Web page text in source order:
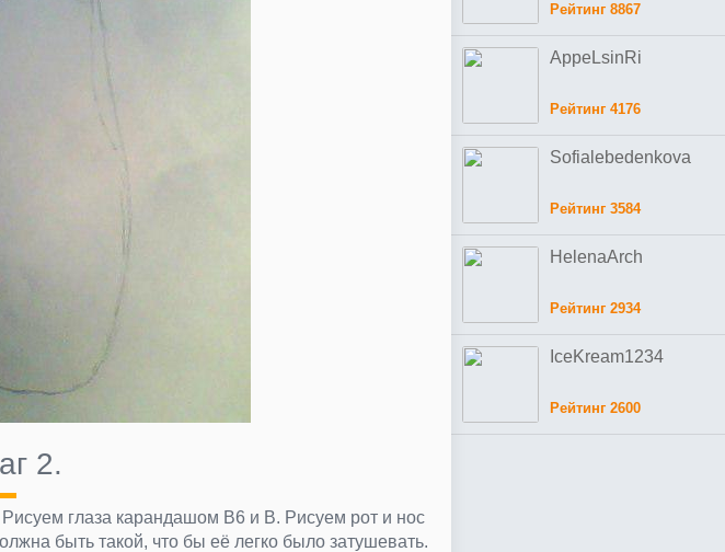
2.
глаза карандашом В6 и В. Рисуем рот и нос
быть такой, что бы её легко было затушевать.
Рейтинг 8867
AppeLsinRi
Рейтинг 4176
Sofialebedenkova
Рейтинг 3584
HelenaArch
Рейтинг 2934
IceKream1234
Рейтинг 2600